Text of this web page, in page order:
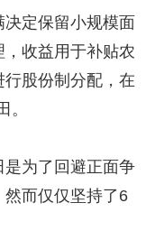
定保留小规模面
收益用于补贴农
股份制分配，在
。
为了回避正面争
而仅仅坚持了6